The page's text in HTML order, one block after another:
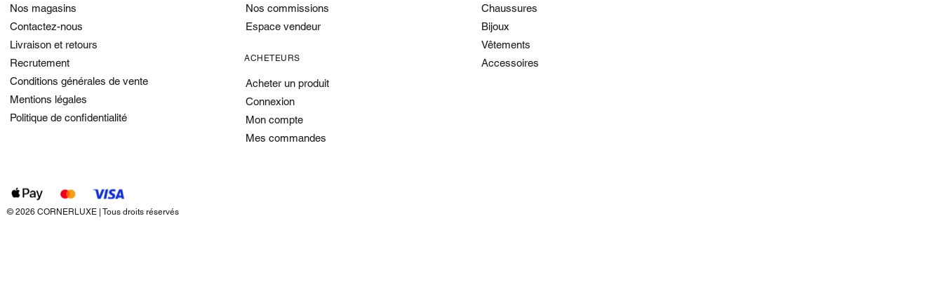
Nos magasins
Contactez-nous
Livraison et retours
Recrutement
Conditions générales de vente
Mentions légales
Politique de confidentialité
Nos commissions
Espace vendeur
ACHETEURS
Acheter un produit
Connexion
Mon compte
Mes commandes
Chaussures
Bijoux
Vêtements
Accessoires
© 2026 CORNERLUXE | Tous droits réservés